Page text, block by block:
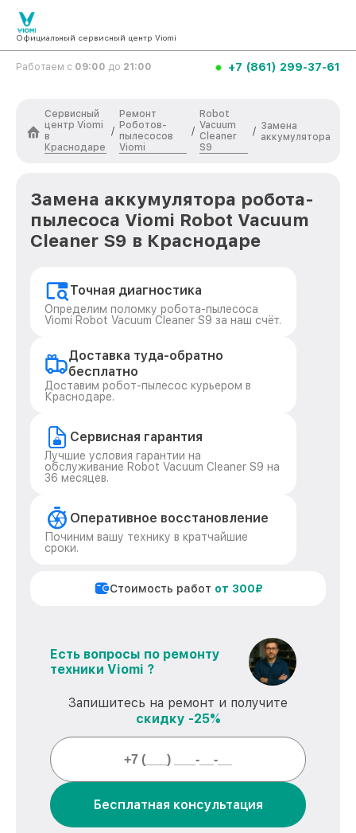
Официальный сервисный центр Viomi
Работаем с 09:00 до 21:00 +7 (861) 299-37-61
Сервисный
центр Viomi
в
Краснодаре
/
Ремонт
Роботов-
пылесосов
Viomi
/
Robot
Vacuum
Cleaner
S9
/ Замена
аккумулятора
Замена аккумулятора робота-
пылесоса Viomi Robot Vacuum
Cleaner S9 в Краснодаре
Точная диагностика
Определим поломку робота-пылесоса
Viomi Robot Vacuum Cleaner S9 за наш счёт.
Доставка туда-обратно
бесплатно
Доставим робот-пылесос курьером в
Краснодаре.
Сервисная гарантия
Лучшие условия гарантии на
обслуживание Robot Vacuum Cleaner S9 на
36 месяцев.
Оперативное восстановление
Починим вашу технику в кратчайшие
сроки.
Стоимость работ от 300₽
Есть вопросы по ремонту
техники Viomi ?
Запишитесь на ремонт и получите
скидку -25%
Бесплатная консультация